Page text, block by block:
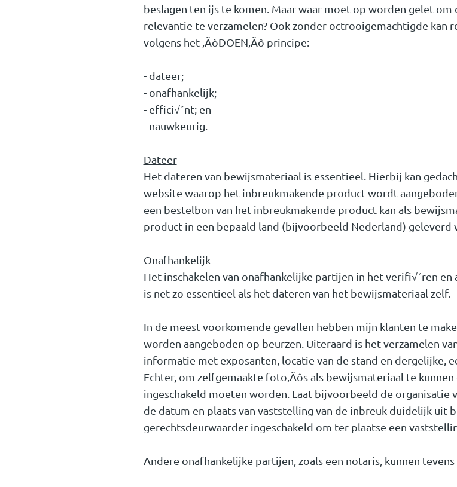
beslagen ten ijs te komen. Maar waar moet op worden gelet
relevantie te verzamelen? Ook zonder octrooigemachtigde kan
volgens het ‚ÄòDOEN‚Äô principe:
- dateer;
- onafhankelijk;
- effici√´nt; en
- nauwkeurig.
Dateer
Het dateren van bewijsmateriaal is essentieel. Hierbij kan
website waarop het inbreukmakende product wordt
een bestelbon van het inbreukmakende product kan als
product in een bepaald land (bijvoorbeeld Nederland) geleverd
Onafhankelijk
Het inschakelen van onafhankelijke partijen in het verifi√´ren
is net zo essentieel als het dateren van het bewijsmateriaal zelf.
In de meest voorkomende gevallen hebben mijn klanten te
worden aangeboden op beurzen. Uiteraard is het verzamelen
informatie met exposanten, locatie van de stand en dergelijke,
Echter, om zelfgemaakte foto‚Äôs als bewijsmateriaal te
ingeschakeld moeten worden. Laat bijvoorbeeld de organisatie
de datum en plaats van vaststelling van de inbreuk duidelijk uit
gerechtsdeurwaarder ingeschakeld om ter plaatse een
Andere onafhankelijke partijen, zoals een notaris, kunnen